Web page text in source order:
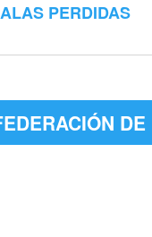
PERDIDAS